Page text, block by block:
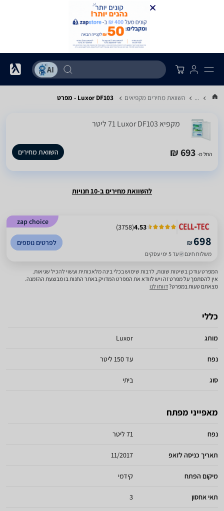
... השוואת מחירים מקפיאים Luxor DF103 - מפרט
מקפיא Luxor DF103 ‏71 ‏ליטר
החל מ- 693 ₪ השוואת מחירים
להשוואת מחירים ב-10 חנויות
zap choice
4.53
(
3758
)
₪698
משלוח חינם עד 5 ימי עסקים
לפרטים נוספים
המפרט עודכן בשיטות שונות, לרבות שימוש בכלי בינה מלאכותית ועשוי להכיל שגיאות.
אין להסתמך על מפרט זה ויש לוודא את המפרט המדויק באתר החנות בו מבוצעת ההזמנה.
מצאתם טעות במפרט?דווחו לנו
כללי
מותג Luxor
נפח עד 150 ליטר
סוג ביתי
מאפייני מפתח
נפח 71 ליטר
תאריך כניסה לזאפ 11/2017
מיקום הפתח קידמי
תאי אחסון 3